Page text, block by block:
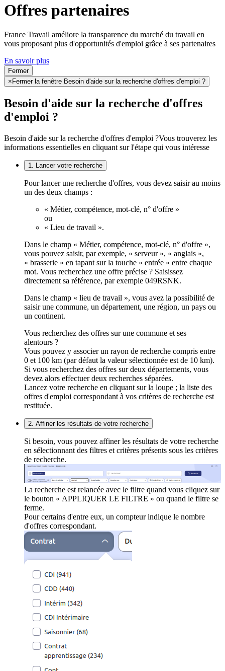
Offres partenaires
France Travail améliore la transparence du marché du travail en
vous proposant plus d'opportunités d'emploi grâce à ses partenaires
En savoir plus
Fermer
× Fermer la fenêtre Besoin d'aide sur la recherche d'offres d'emploi ?
Besoin d'aide sur la recherche d'offres
d'emploi ?
Besoin d'aide sur la recherche d'offres d'emploi ?Vous trouverez les
informations essentielles en cliquant sur l'étape qui vous intéresse
1. Lancer votre recherche
Pour lancer une recherche d'offres, vous devez saisir au moins
un des deux champs :
« Métier, compétence, mot-clé, n° d'offre »
ou
« Lieu de travail ».
Dans le champ « Métier, compétence, mot-clé, n° d'offre »,
vous pouvez saisir, par exemple, « serveur », « anglais »,
« brasserie » en tapant sur la touche « entrée » entre chaque
mot. Vous recherchez une offre précise ? Saisissez
directement sa référence, par exemple 049RSNK.
Dans le champ « lieu de travail », vous avez la possibilité de
saisir une commune, un département, une région, un pays ou
un continent.
Vous recherchez des offres sur une commune et ses
alentours ?
Vous pouvez y associer un rayon de recherche compris entre
0 et 100 km (par défaut la valeur sélectionnée est de 10 km).
Si vous recherchez des offres sur deux départements, vous
devez alors effectuer deux recherches séparées.
Lancez votre recherche en cliquant sur la loupe ; la liste des
offres d'emploi correspondant à vos critères de recherche est
restituée.
2. Affiner les résultats de votre recherche
Si besoin, vous pouvez affiner les résultats de votre recherche
en sélectionnant des filtres et critères présents sous les critères
de recherche.
La recherche est relancée avec le filtre quand vous cliquez sur
le bouton « APPLIQUER LE FILTRE » ou quand le filtre se
ferme.
Pour certains d'entre eux, un compteur indique le nombre
d'offres correspondant.